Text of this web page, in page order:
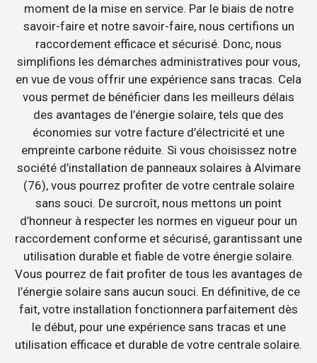
moment de la mise en service. Par le biais de notre
savoir-faire et notre savoir-faire, nous certifions un
raccordement efficace et sécurisé. Donc, nous
simplifions les démarches administratives pour vous,
en vue de vous offrir une expérience sans tracas. Cela
vous permet de bénéficier dans les meilleurs délais
des avantages de l’énergie solaire, tels que des
économies sur votre facture d’électricité et une
empreinte carbone réduite. Si vous choisissez notre
société d’installation de panneaux solaires à Alvimare
(76), vous pourrez profiter de votre centrale solaire
sans souci. De surcroît, nous mettons un point
d’honneur à respecter les normes en vigueur pour un
raccordement conforme et sécurisé, garantissant une
utilisation durable et fiable de votre énergie solaire.
Vous pourrez de fait profiter de tous les avantages de
l’énergie solaire sans aucun souci. En définitive, de ce
fait, votre installation fonctionnera parfaitement dès
le début, pour une expérience sans tracas et une
utilisation efficace et durable de votre centrale solaire.